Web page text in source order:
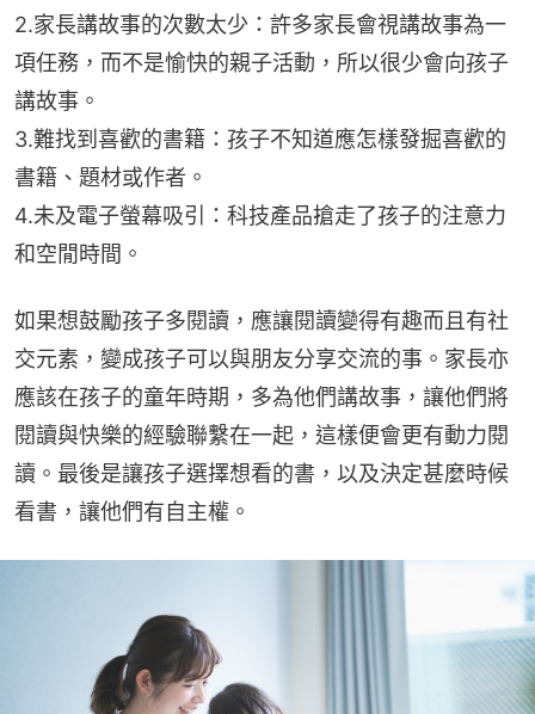
2.家長講故事的次數太少：許多家長會視講故事為一
項任務，而不是愉快的親子活動，所以很少會向孩子
講故事。
3.難找到喜歡的書籍：孩子不知道應怎樣發掘喜歡的
書籍、題材或作者。
4.未及電子螢幕吸引：科技產品搶走了孩子的注意力
和空閒時間。
如果想鼓勵孩子多閱讀，應讓閱讀變得有趣而且有社
交元素，變成孩子可以與朋友分享交流的事。家長亦
應該在孩子的童年時期，多為他們講故事，讓他們將
閱讀與快樂的經驗聯繫在一起，這樣便會更有動力閱
讀。最後是讓孩子選擇想看的書，以及決定甚麼時候
看書，讓他們有自主權。